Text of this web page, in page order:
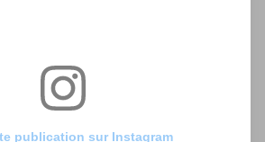
publication sur Instagram